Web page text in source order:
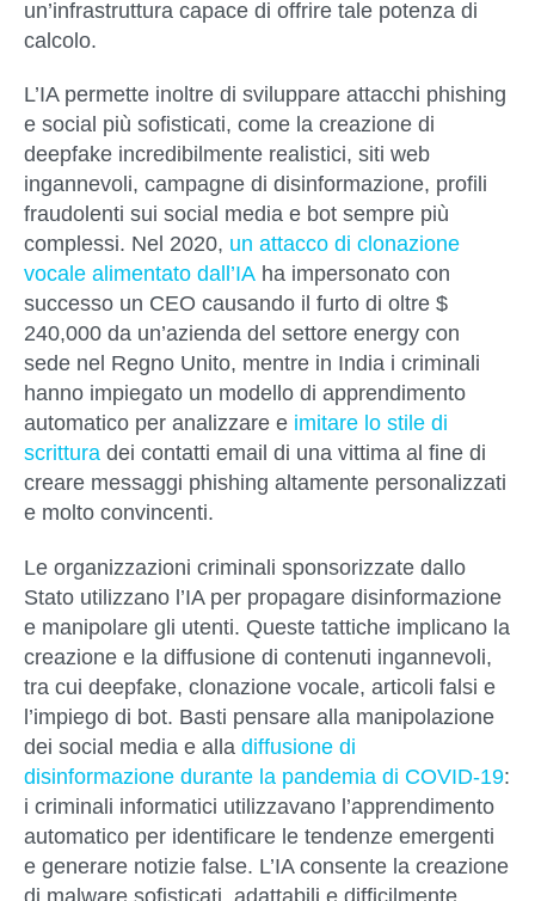
un’infrastruttura capace di offrire tale potenza di
calcolo.
L’IA permette inoltre di sviluppare attacchi phishing
e social più sofisticati, come la creazione di
deepfake incredibilmente realistici, siti web
ingannevoli, campagne di disinformazione, profili
fraudolenti sui social media e bot sempre più
complessi. Nel 2020, un attacco di clonazione
vocale alimentato dall’IA ha impersonato con
successo un CEO causando il furto di oltre $
240,000 da un’azienda del settore energy con
sede nel Regno Unito, mentre in India i criminali
hanno impiegato un modello di apprendimento
automatico per analizzare e imitare lo stile di
scrittura dei contatti email di una vittima al fine di
creare messaggi phishing altamente personalizzati
e molto convincenti.
Le organizzazioni criminali sponsorizzate dallo
Stato utilizzano l’IA per propagare disinformazione
e manipolare gli utenti. Queste tattiche implicano la
creazione e la diffusione di contenuti ingannevoli,
tra cui deepfake, clonazione vocale, articoli falsi e
l’impiego di bot. Basti pensare alla manipolazione
dei social media e alla diffusione di
disinformazione durante la pandemia di COVID-19:
i criminali informatici utilizzavano l’apprendimento
automatico per identificare le tendenze emergenti
e generare notizie false. L’IA consente la creazione
di malware sofisticati, adattabili e difficilmente